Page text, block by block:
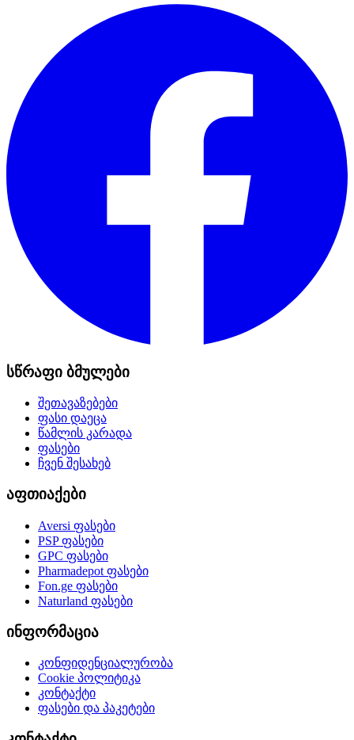
სწრაფი ბმულები
შეთავაზებები
ფასი დაეცა
წამლის კარადა
ფასები
ჩვენ შესახებ
აფთიაქები
Aversi ფასები
PSPფასები
GPC ფასები
Pharmadepot ფასები
Fon.ge ფასები
Naturland ფასები
ინფორმაცია
კონფიდენციალურობა
Cookie პოლიტიკა
კონტაქტი
ფასები და პაკეტები